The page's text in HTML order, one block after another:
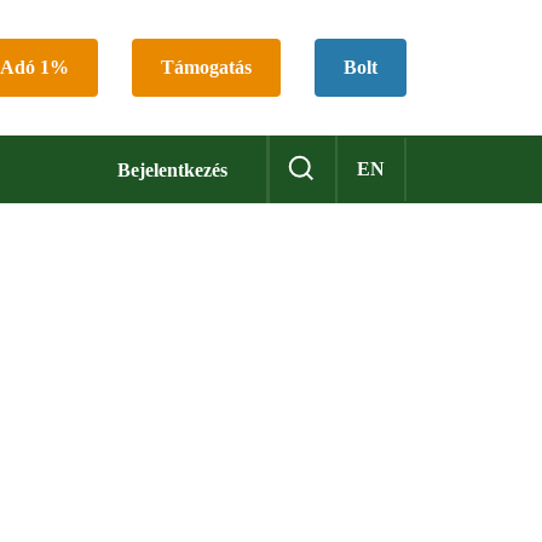
Adó 1% Támogatás Bolt
Bejelentkezés EN